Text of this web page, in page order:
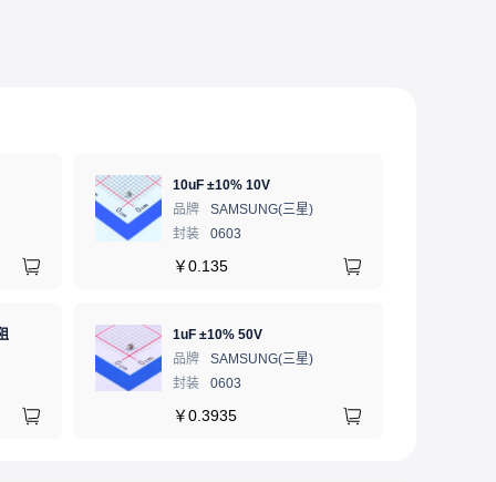
10uF ±10% 10V
品牌
SAMSUNG(三星)
封装
0603
￥0.135
1uF ±10% 50V
品牌
SAMSUNG(三星)
封装
0603
￥0.3935